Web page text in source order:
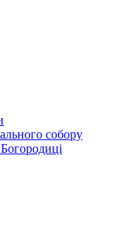
собору